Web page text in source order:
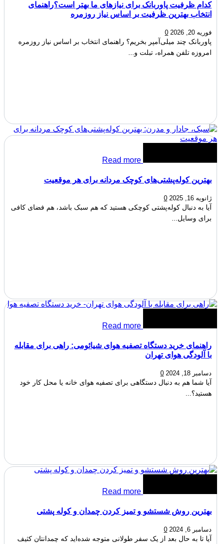
کدام ظرفیت پاوربانک برای نیازهای ما بهتر است؟راهنمای
انتخاب بهترین ظرفیت بر اساس نیاز روزمره
فوریه 20, 2026 0
پاوربانک چند میلی‌آمپر بخریم؟ راهنمای انتخاب بر اساس نیاز روزمره
امروزه تلفن همراه، تبلت و...
Read more
بهترین کوله‌پشتی‌های کوچک مردانه برای هر موقعیت
ژانویه 16, 2025 0
آیا به دنبال کوله‌پشتی کوچکی هستید که هم سبک باشد، هم فضای کافی
برای وسایل...
Read more
راهنمای خرید دستگاه تصفیه هوای شیائومی: راهی برای مقابله
با آلودگی هوای تهران
دسامبر 18, 2024 0
آیا شما هم به دنبال دستگاهی برای تصفیه هوای خانه یا محل کار خود
هستید؟...
Read more
بهترین روش شستشو و تمیز کردن چمدان و کوله پشتی
دسامبر 6, 2024 0
آیا تا به حال بعد از یک سفر طولانی متوجه شده‌اید که چمدانتان کثیف